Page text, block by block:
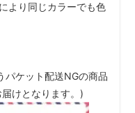
より同じカラーでも色
パケット配送NGの商品
けとなります。)